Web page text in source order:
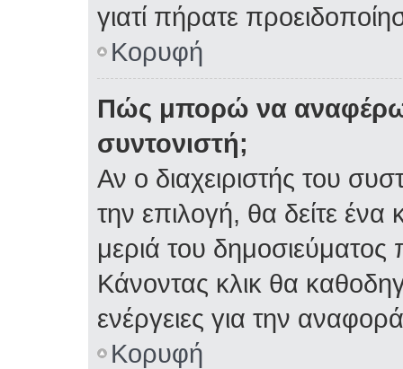
γιατί πήρατε
Κορυφή
Πώς μπορώ να αναφέρω
συντονιστή;
Αν ο διαχειριστής του
την επιλογή, θα δείτε
μεριά του
Κάνοντας κλικ θα
ενέργειες για την
Κορυφή